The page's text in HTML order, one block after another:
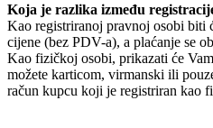
Koja je razlika između
Kao registriranoj pravnoj osobi biti
cijene (bez PDV-a), a plaćanje se
Kao fizičkoj osobi, prikazati će
možete karticom, virmanski ili
račun kupcu koji je registriran kao